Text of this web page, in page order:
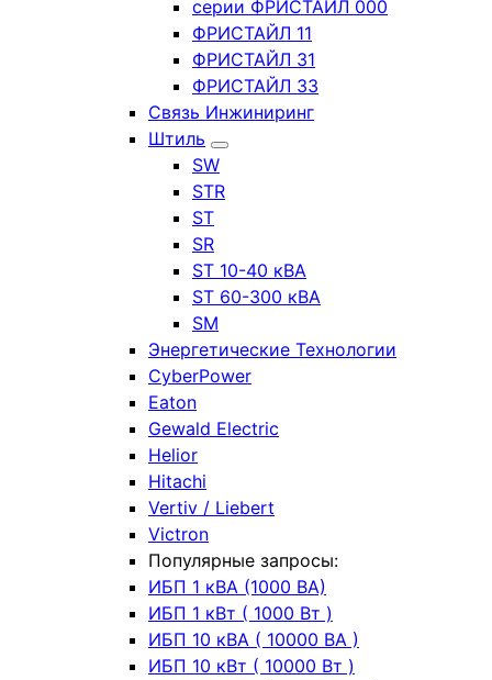
серии ФРИСТАЙЛ 000
ФРИСТАЙЛ 11
ФРИСТАЙЛ 31
ФРИСТАЙЛ 33
Связь Инжиниринг
Штиль
SW
STR
ST
SR
ST 10-40 кВА
ST 60-300 кВА
SM
Энергетические Технологии
CyberPower
Eaton
Gewald Electric
Helior
Hitachi
Vertiv / Liebert
Victron
Популярные запросы:
ИБП 1 кВА (1000 ВА)
ИБП 1 кВт ( 1000 Вт )
ИБП 10 кВА ( 10000 ВА )
ИБП 10 кВт ( 10000 Вт )